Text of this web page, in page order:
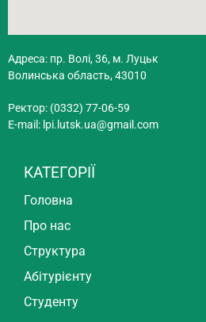
Адреса: пр. Волі, 36, м. Луцьк
Волинська область, 43010
Ректор: (0332) 77-06-59
E-mail: lpi.lutsk.ua@gmail.com
КАТЕГОРІЇ
Головна
Про нас
Структура
Абітурієнту
Студенту